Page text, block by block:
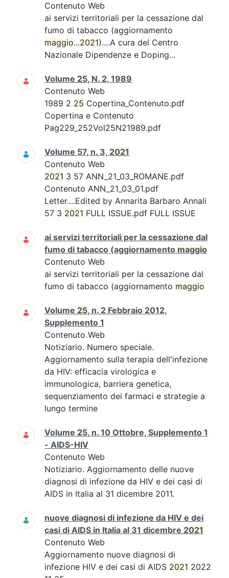
Contenuto Web
ai servizi territoriali per la cessazione dal
fumo di tabacco (aggiornamento
maggio...2021)....A cura del Centro
Nazionale Dipendenze e Doping...
Volume 25, N. 2, 1989
Contenuto Web
1989 2 25 Copertina_Contenuto.pdf
Copertina e Contenuto
Pag229_252Vol25N21989.pdf
Volume 57, n. 3, 2021
Contenuto Web
2021 3 57 ANN_21_03_ROMANE.pdf
Contenuto ANN_21_03_01.pdf
Letter....Edited by Annarita Barbaro Annali
57 3 2021 FULL ISSUE.pdf FULL ISSUE
ai servizi territoriali per la cessazione dal
fumo di tabacco (aggiornamento maggio
Contenuto Web
ai servizi territoriali per la cessazione dal
fumo di tabacco (aggiornamento maggio
Volume 25, n. 2 Febbraio 2012,
Supplemento 1
Contenuto Web
Notiziario. Numero speciale.
Aggiornamento sulla terapia dell'infezione
da HIV: efficacia virologica e
immunologica, barriera genetica,
sequenziamento dei farmaci e strategie a
lungo termine
Volume 25, n. 10 Ottobre, Supplemento 1
- AIDS-HIV
Contenuto Web
Notiziario. Aggiornamento delle nuove
diagnosi di infezione da HIV e dei casi di
AIDS in Italia al 31 dicembre 2011.
nuove diagnosi di infezione da HIV e dei
casi di AIDS in Italia al 31 dicembre 2021
Contenuto Web
Aggiornamento nuove diagnosi di
infezione HIV e dei casi di AIDS 2021 2022